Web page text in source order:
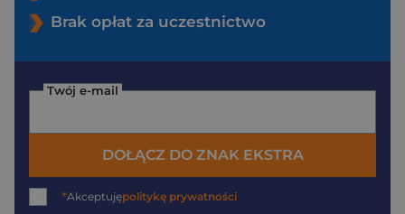
Brak opłat za uczestnictwo
Twój e-mail
DOŁĄCZ DO ZNAK EKSTRA
*Akceptujępolitykę prywatności